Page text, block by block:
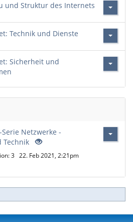
und Struktur des Internets
Technik und Dienste
Sicherheit und
Serie Netzwerke -
Technik
3 22. Feb 2021, 2:21pm